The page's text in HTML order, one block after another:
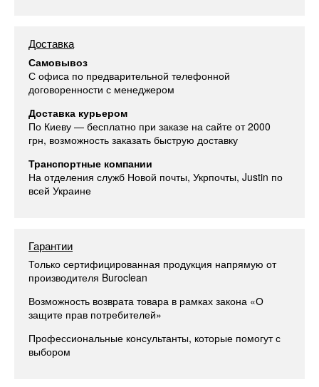
Доставка
Самовывоз
С офиса по предварительной телефонной
договоренности с менеджером
Доставка курьером
По Киеву — бесплатно при заказе на сайте от 2000
грн, возможность заказать быструю доставку
Транспортные компании
На отделения служб Новой почты, Укрпочты, Justin по
всей Украине
Гарантии
Только сертифицированная продукция напрямую от
производителя Buroclean
Возможность возврата товара в рамках закона «О
защите прав потребителей»
Профессиональные консультанты, которые помогут с
выбором